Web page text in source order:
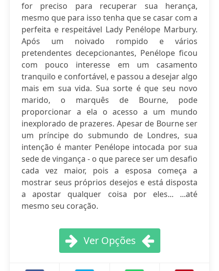
for preciso para recuperar sua herança,
mesmo que para isso tenha que se casar com a
perfeita e respeitável Lady Penélope Marbury.
Após um noivado rompido e vários
pretendentes decepcionantes, Penélope ficou
com pouco interesse em um casamento
tranquilo e confortável, e passou a desejar algo
mais em sua vida. Sua sorte é que seu novo
marido, o marquês de Bourne, pode
proporcionar a ela o acesso a um mundo
inexplorado de prazeres. Apesar de Bourne ser
um príncipe do submundo de Londres, sua
intenção é manter Penélope intocada por sua
sede de vingança - o que parece ser um desafio
cada vez maior, pois a esposa começa a
mostrar seus próprios desejos e está disposta
a apostar qualquer coisa por eles... ...até
mesmo seu coração.
Ver Opções